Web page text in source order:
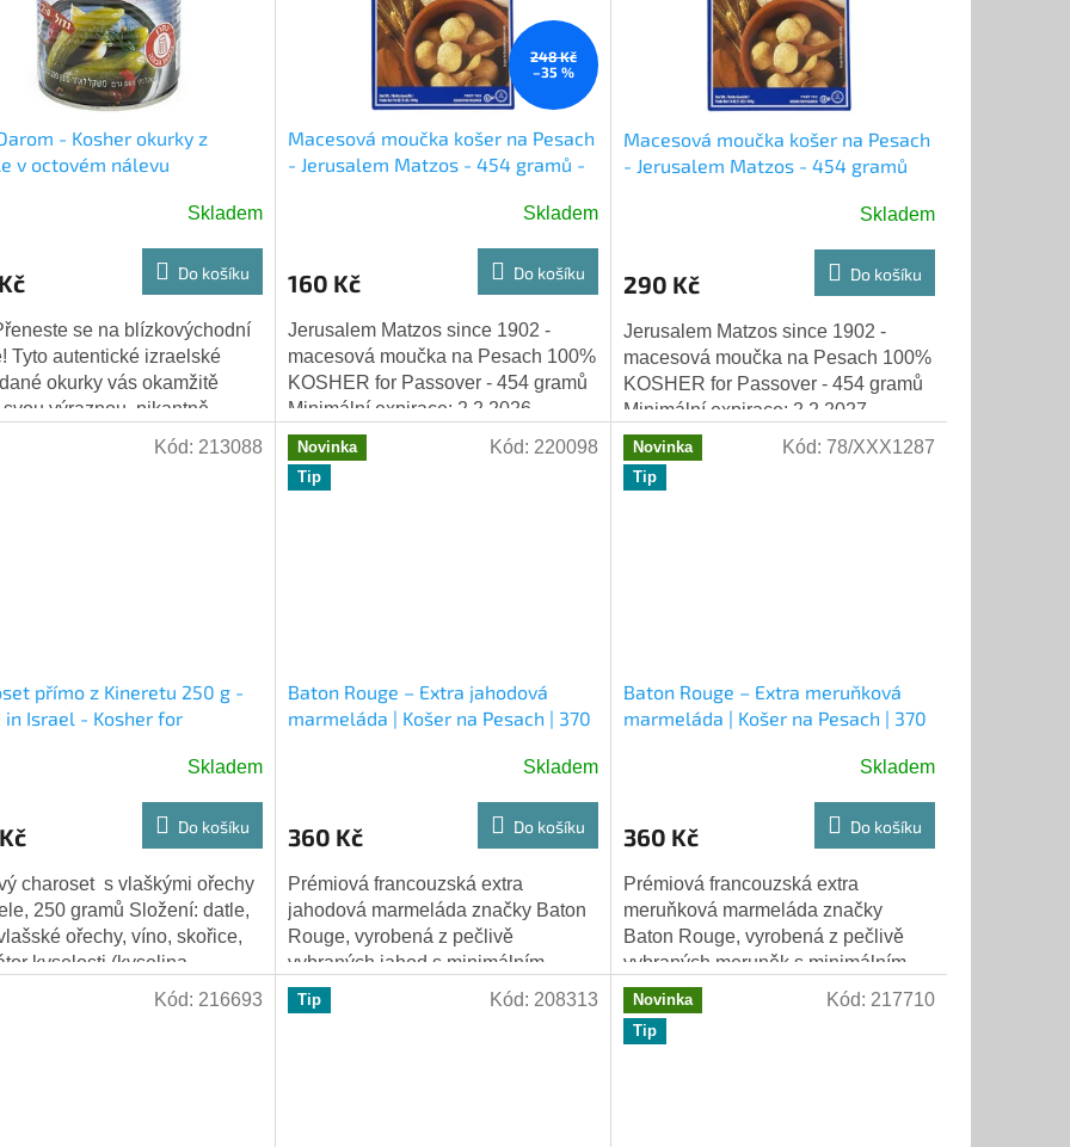
- Kosher okurky z
v octovém nálevu
Skladem
Do košíku
se na blízkovýchodní
Tyto autentické izraelské
okurky vás okamžitě
výraznou, pikantně-
chutí, která je typická pro
248 Kč
–35 %
Macesová moučka košer na Pesach
- Jerusalem Matzos - 454 gramů -
Skladem
160 Kč Do košíku
Jerusalem Matzos since 1902 -
macesová moučka na Pesach 100%
KOSHER for Passover - 454 gramů
Minimální expirace: 2.2.2026
Macesová moučka košer na Pesach
- Jerusalem Matzos - 454 gramů
Skladem
290 Kč Do košíku
Jerusalem Matzos since 1902 -
macesová moučka na Pesach 100%
KOSHER for Passover - 454 gramů
Minimální expirace: 2.2.2027
přímo z Kineretu 250 g -
in Israel - Kosher for
Skladem
Do košíku
charoset s vlaškými ořechy
250 gramů Složení: datle,
ořechy, víno, skořice,
kyselosti (kyselina
konzervant...
Kód: 213088
Novinka
Tip
Baton Rouge – Extra jahodová
marmeláda | Košer na Pesach | 370
Skladem
360 Kč Do košíku
Prémiová francouzská extra
jahodová marmeláda značky Baton
Rouge, vyrobená z pečlivě
vybraných jahod s minimálním
přídavkem cukru a ovocného
pektinu. Produkt nese košer...
Kód: 220098
Novinka
Tip
Baton Rouge – Extra meruňková
marmeláda | Košer na Pesach | 370
produktu
je
5,0
z
5
hvězdiček.
Skladem
360 Kč Do košíku
Prémiová francouzská extra
meruňková marmeláda značky
Baton Rouge, vyrobená z pečlivě
vybraných meruněk s minimálním
přídavkem cukru a ovocného
pektinu. Produkt nese košer...
Kód: 78/XXX1287
Kód: 216693 Tip Kód: 208313
Novinka
Tip
Kód: 217710